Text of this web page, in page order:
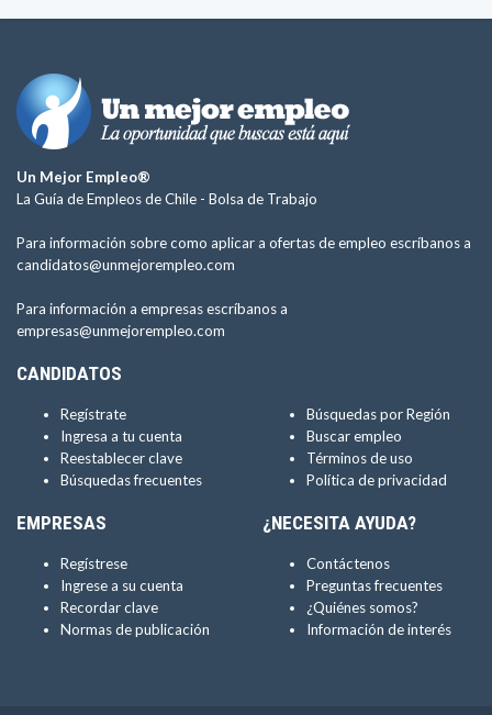
Un Mejor Empleo®
La Guía de Empleos de Chile - Bolsa de Trabajo
Para información sobre como aplicar a ofertas de empleo escríbanos a
candidatos@unmejorempleo.com
Para información a empresas escríbanos a
empresas@unmejorempleo.com
CANDIDATOS
Regístrate
Ingresa a tu cuenta
Reestablecer clave
Búsquedas frecuentes
Búsquedas por Región
Buscar empleo
Términos de uso
Política de privacidad
EMPRESAS
Regístrese
Ingrese a su cuenta
Recordar clave
Normas de publicación
¿NECESITA AYUDA?
Contáctenos
Preguntas frecuentes
¿Quiénes somos?
Información de interés